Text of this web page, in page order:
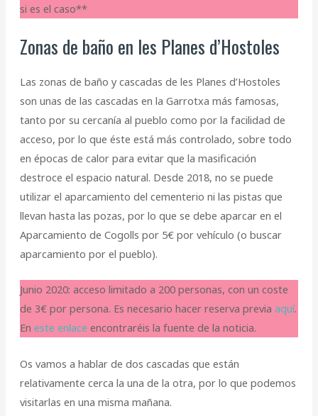
si es el caso**
Zonas de baño en les Planes d’Hostoles
Las zonas de baño y cascadas de les Planes d’Hostoles
son unas de las cascadas en la Garrotxa más famosas,
tanto por su cercanía al pueblo como por la facilidad de
acceso, por lo que éste está más controlado, sobre todo
en épocas de calor para evitar que la masificación
destroce el espacio natural. Desde 2018, no se puede
utilizar el aparcamiento del cementerio ni las pistas que
llevan hasta las pozas, por lo que se debe aparcar en el
Aparcamiento de Cogolls por 5€ por vehículo (o buscar
aparcamiento por el pueblo).
Junio 2020: acceso limitado a 200 personas, con un coste
de 3€ por persona. Es necesario hacer reserva previa aquí.
En este enlace encontraréis la fuente de la noticia.
Os vamos a hablar de dos cascadas que están
relativamente cerca la una de la otra, por lo que podemos
visitarlas en una misma mañana.